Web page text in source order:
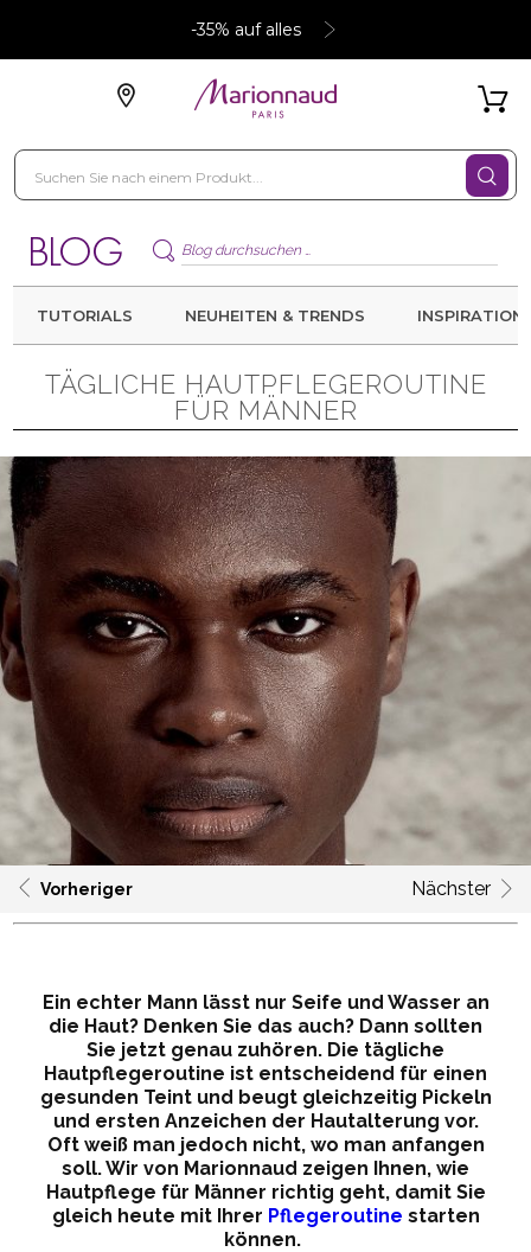
-35% auf alles
TUTORIALS NEUHEITEN & TRENDS INSPIRATION
TÄGLICHE HAUTPFLEGEROUTINE
FÜR MÄNNER
Vorheriger Nächster
Ein echter Mann lässt nur Seife und Wasser an
die Haut? Denken Sie das auch? Dann sollten
Sie jetzt genau zuhören. Die tägliche
Hautpflegeroutine ist entscheidend für einen
gesunden Teint und beugt gleichzeitig Pickeln
und ersten Anzeichen der Hautalterung vor.
Oft weiß man jedoch nicht, wo man anfangen
soll. Wir von Marionnaud zeigen Ihnen, wie
Hautpflege für Männer richtig geht, damit Sie
gleich heute mit Ihrer Pflegeroutine starten
können.